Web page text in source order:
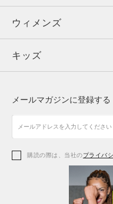
ウィメンズ
キッズ
アクセサリー
トップス
ボトムス
アクセサリー
ウィメンズ
トップス
シューズ
アクセサリー
キッズ
シューズ
メールマガジンに登録する
購読の際は、当社のプライバ